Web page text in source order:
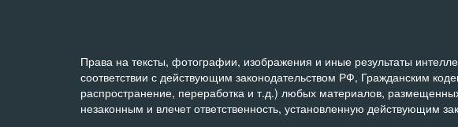
Права на тексты, фотографии, изображения и иные результаты
соответствии с действующим законодательством РФ, Гражданским
распространение, переработка и т.д.) любых материалов,
незаконным и влечет ответственность, установленную действующим